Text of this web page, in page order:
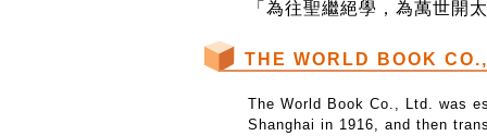
「為往聖繼絕學，為萬世開
THE WORLD BOOK
The World Book Co., Ltd. was
Shanghai in 1916, and then